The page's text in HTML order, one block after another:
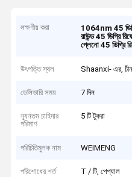
লক্ষণীয় করা 1064nm 45
রাউন্ড 45 ডিগ্রি
প্লেনো 45 ডিগ্রি
উৎপত্তি স্থল Shaanxi- এর, চীন
ডেলিভারি সময় 7 দিন
ন্যূনতম চাহিদার
পরিমাণ
5 টি টুকরা
পরিচিতিমুলক নাম WEIMENG
পরিশোধের শর্ত T / টি, পেপ্যাল